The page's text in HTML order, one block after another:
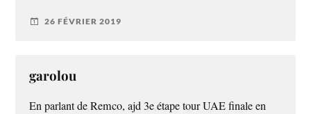
26 FÉVRIER 2019
garolou
En parlant de Remco, ajd 3e étape tour UAE finale en